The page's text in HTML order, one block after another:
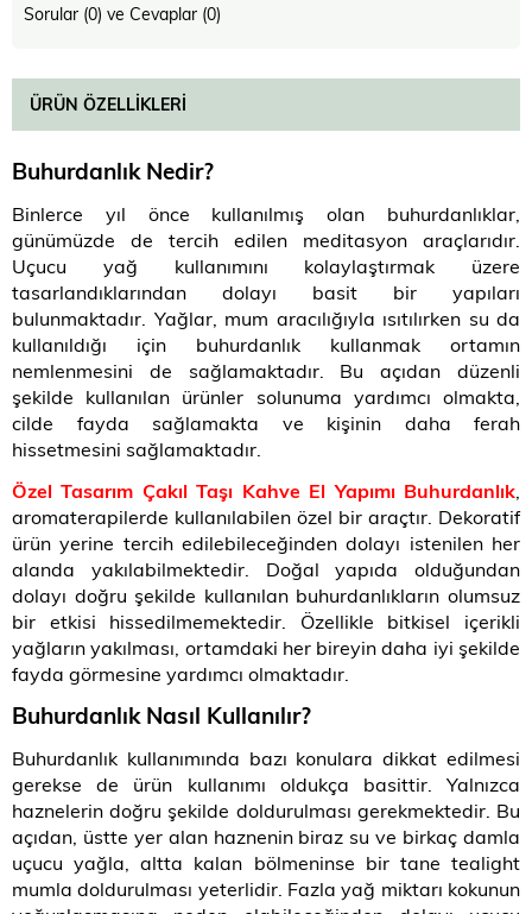
Sorular (0) ve Cevaplar (0)
ÜRÜN ÖZELLIKLERI
Buhurdanlık Nedir?
Binlerce yıl önce kullanılmış olan buhurdanlıklar,
günümüzde de tercih edilen meditasyon araçlarıdır.
Uçucu yağ kullanımını kolaylaştırmak üzere
tasarlandıklarından dolayı basit bir yapıları
bulunmaktadır. Yağlar, mum aracılığıyla ısıtılırken su da
kullanıldığı için buhurdanlık kullanmak ortamın
nemlenmesini de sağlamaktadır. Bu açıdan düzenli
şekilde kullanılan ürünler solunuma yardımcı olmakta,
cilde fayda sağlamakta ve kişinin daha ferah
hissetmesini sağlamaktadır.
Özel Tasarım Çakıl Taşı Kahve El Yapımı Buhurdanlık
aromaterapilerde kullanılabilen özel bir araçtır. Dekoratif
ürün yerine tercih edilebileceğinden dolayı istenilen her
alanda yakılabilmektedir. Doğal yapıda olduğundan
dolayı doğru şekilde kullanılan buhurdanlıkların olumsuz
bir etkisi hissedilmemektedir. Özellikle bitkisel içerikli
yağların yakılması, ortamdaki her bireyin daha iyi şekilde
fayda görmesine yardımcı olmaktadır.
Buhurdanlık Nasıl Kullanılır?
Buhurdanlık kullanımında bazı konulara dikkat edilmesi
gerekse de ürün kullanımı oldukça basittir. Yalnızca
haznelerin doğru şekilde doldurulması gerekmektedir. Bu
açıdan, üstte yer alan haznenin biraz su ve birkaç damla
uçucu yağla, altta kalan bölmeninse bir tane tealight
mumla doldurulması yeterlidir. Fazla yağ miktarı kokunun